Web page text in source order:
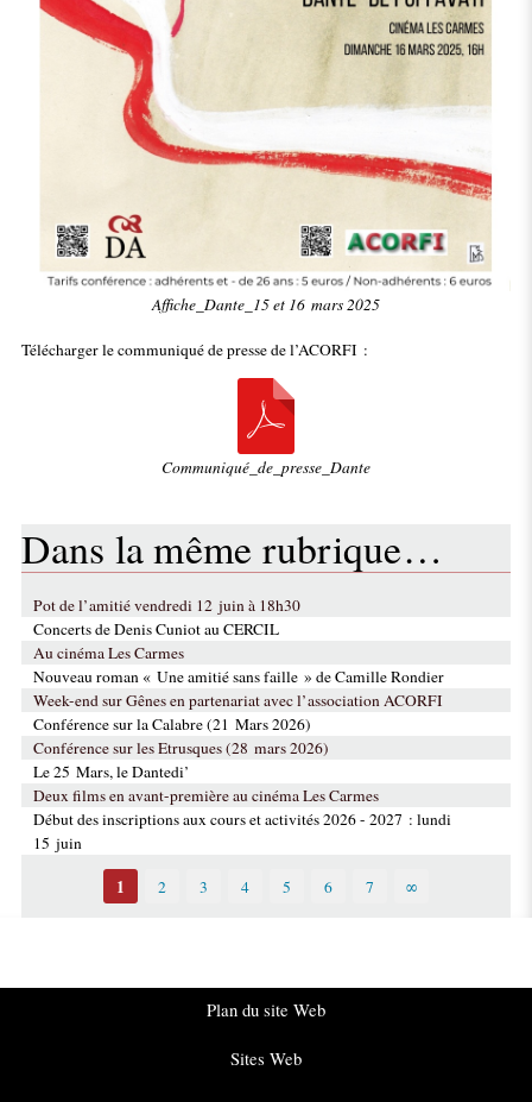
Affiche_Dante_15 et 16 mars 2025
Télécharger le communiqué de presse de l’ACORFI :
Communiqué_de_presse_Dante
Dans la même rubrique…
Pot de l’amitié vendredi 12 juin à 18h30
Concerts de Denis Cuniot au CERCIL
Au cinéma Les Carmes
Nouveau roman « Une amitié sans faille » de Camille Rondier
Week-end sur Gênes en partenariat avec l’association ACORFI
Conférence sur la Calabre (21 Mars 2026)
Conférence sur les Etrusques (28 mars 2026)
Le 25 Mars, le Dantedi’
Deux films en avant-première au cinéma Les Carmes
Début des inscriptions aux cours et activités 2026 - 2027 : lundi
15 juin
1 2 3 4 5 6 7 ∞
Plan du site Web
Sites Web